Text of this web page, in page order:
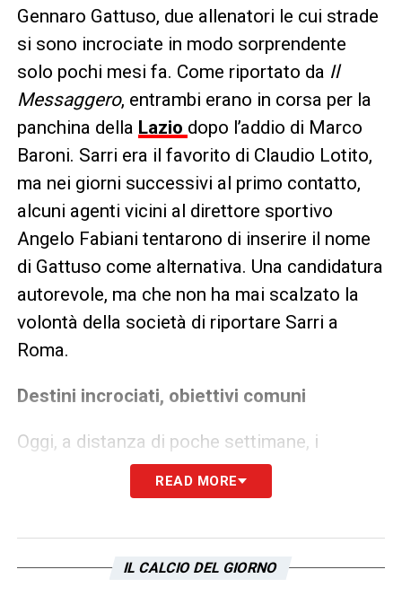
Gennaro Gattuso, due allenatori le cui strade
si sono incrociate in modo sorprendente
solo pochi mesi fa. Come riportato da Il
Messaggero, entrambi erano in corsa per la
panchina della Lazio dopo l’addio di Marco
Baroni. Sarri era il favorito di Claudio Lotito,
ma nei giorni successivi al primo contatto,
alcuni agenti vicini al direttore sportivo
Angelo Fabiani tentarono di inserire il nome
di Gattuso come alternativa. Una candidatura
autorevole, ma che non ha mai scalzato la
volontà della società di riportare Sarri a
Roma.
Destini incrociati, obiettivi comuni
Oggi, a distanza di poche settimane, i
percorsi dei due tecnici si sono definiti:
Gattuso ha raccolto l’eredità di Luciano
pronto a rilanciare il progetto biancoceleste.
READ MORE
IL CALCIO DEL GIORNO